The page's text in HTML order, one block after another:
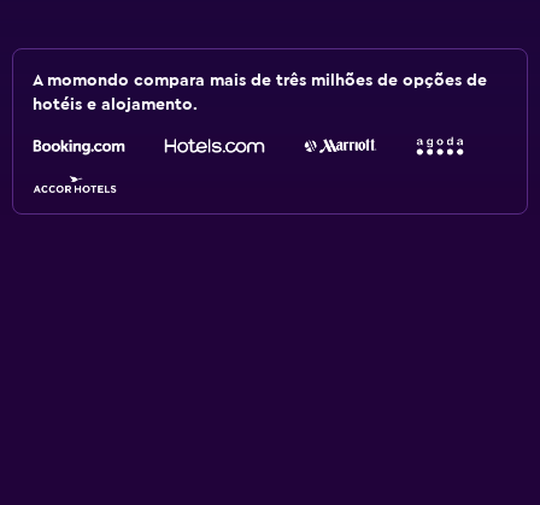
A momondo compara mais de três milhões de opções de
hotéis e alojamento.